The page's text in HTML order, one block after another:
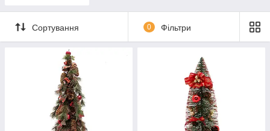
Сортування 0 Фільтри